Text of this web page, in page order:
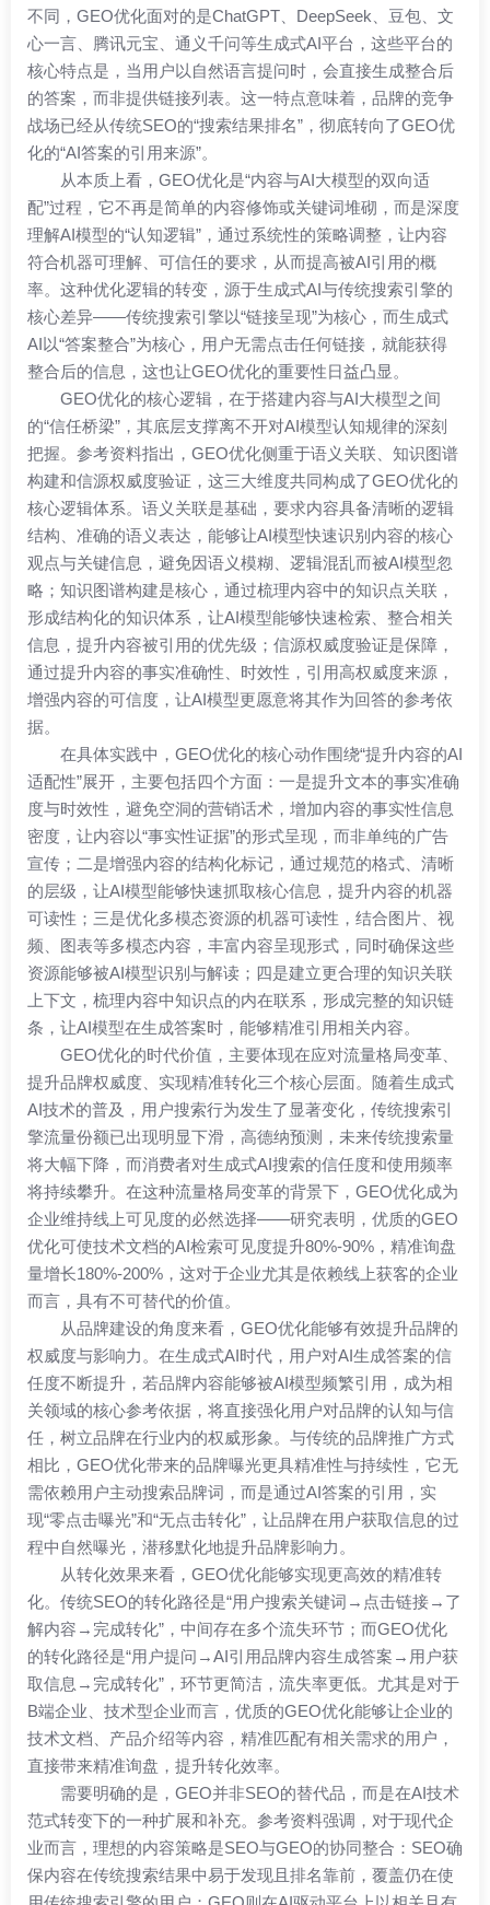
不同，GEO优化面对的是ChatGPT、DeepSeek、豆包、文
心一言、腾讯元宝、通义千问等生成式AI平台，这些平台的
核心特点是，当用户以自然语言提问时，会直接生成整合后
的答案，而非提供链接列表。这一特点意味着，品牌的竞争
战场已经从传统SEO的“搜索结果排名”，彻底转向了GEO优
化的“AI答案的引用来源”。
从本质上看，GEO优化是“内容与AI大模型的双向适
配”过程，它不再是简单的内容修饰或关键词堆砌，而是深度
理解AI模型的“认知逻辑”，通过系统性的策略调整，让内容
符合机器可理解、可信任的要求，从而提高被AI引用的概
率。这种优化逻辑的转变，源于生成式AI与传统搜索引擎的
核心差异——传统搜索引擎以“链接呈现”为核心，而生成式
AI以“答案整合”为核心，用户无需点击任何链接，就能获得
整合后的信息，这也让GEO优化的重要性日益凸显。
GEO优化的核心逻辑，在于搭建内容与AI大模型之间
的“信任桥梁”，其底层支撑离不开对AI模型认知规律的深刻
把握。参考资料指出，GEO优化侧重于语义关联、知识图谱
构建和信源权威度验证，这三大维度共同构成了GEO优化的
核心逻辑体系。语义关联是基础，要求内容具备清晰的逻辑
结构、准确的语义表达，能够让AI模型快速识别内容的核心
观点与关键信息，避免因语义模糊、逻辑混乱而被AI模型忽
略；知识图谱构建是核心，通过梳理内容中的知识点关联，
形成结构化的知识体系，让AI模型能够快速检索、整合相关
信息，提升内容被引用的优先级；信源权威度验证是保障，
通过提升内容的事实准确性、时效性，引用高权威度来源，
增强内容的可信度，让AI模型更愿意将其作为回答的参考依
据。
在具体实践中，GEO优化的核心动作围绕“提升内容的AI
适配性”展开，主要包括四个方面：一是提升文本的事实准确
度与时效性，避免空洞的营销话术，增加内容的事实性信息
密度，让内容以“事实性证据”的形式呈现，而非单纯的广告
宣传；二是增强内容的结构化标记，通过规范的格式、清晰
的层级，让AI模型能够快速抓取核心信息，提升内容的机器
可读性；三是优化多模态资源的机器可读性，结合图片、视
频、图表等多模态内容，丰富内容呈现形式，同时确保这些
资源能够被AI模型识别与解读；四是建立更合理的知识关联
上下文，梳理内容中知识点的内在联系，形成完整的知识链
条，让AI模型在生成答案时，能够精准引用相关内容。
GEO优化的时代价值，主要体现在应对流量格局变革、
提升品牌权威度、实现精准转化三个核心层面。随着生成式
AI技术的普及，用户搜索行为发生了显著变化，传统搜索引
擎流量份额已出现明显下滑，高德纳预测，未来传统搜索量
将大幅下降，而消费者对生成式AI搜索的信任度和使用频率
将持续攀升。在这种流量格局变革的背景下， GEO优化成为
企业维持线上可见度的必然选择——研究表明，优质的GEO
优化可使技术文档的AI检索可见度提升80%-90%，精准询盘
量增长180%-200%，这对于企业尤其是依赖线上获客的企业
而言，具有不可替代的价值。
从品牌建设的角度来看，GEO优化能够有效提升品牌的
权威度与影响力。在生成式AI时代，用户对AI生成答案的信
任度不断提升，若品牌内容能够被AI模型频繁引用，成为相
关领域的核心参考依据，将直接强化用户对品牌的认知与信
任，树立品牌在行业内的权威形象。与传统的品牌推广方式
相比，GEO优化带来的品牌曝光更具精准性与持续性，它无
需依赖用户主动搜索品牌词，而是通过AI答案的引用，实
现“零点击曝光”和“无点击转化”，让品牌在用户获取信息的过
程中自然曝光，潜移默化地提升品牌影响力。
从转化效果来看，GEO优化能够实现更高效的精准转
化。传统SEO的转化路径是“用户搜索关键词→点击链接→了
解内容→完成转化”，中间存在多个流失环节；而GEO优化
的转化路径是“用户提问→AI引用品牌内容生成答案→用户获
取信息→完成转化”，环节更简洁，流失率更低。尤其是对于
B端企业、技术型企业而言，优质的GEO优化能够让企业的
技术文档、产品介绍等内容，精准匹配有相关需求的用户，
直接带来精准询盘，提升转化效率。
需要明确的是，GEO并非SEO的替代品，而是在AI技术
范式转变下的一种扩展和补充。参考资料强调，对于现代企
业而言，理想的内容策略是SEO与GEO的协同整合：SEO确
保内容在传统搜索结果中易于发现且排名靠前，覆盖仍在使